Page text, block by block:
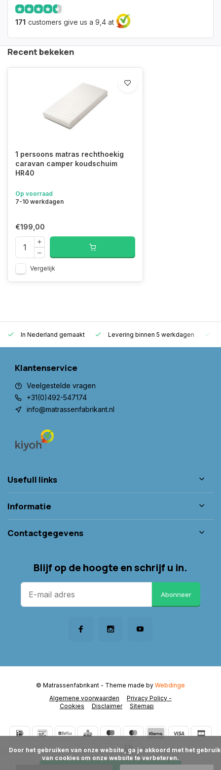
171 customers give us a 9,4 at
Recent bekeken
1 persoons matras rechthoekig
caravan camper koudschuim
HR40
Op voorraad
7-10 werkdagen
€199,00
Vergelijk
In Nederland gemaakt Levering binnen 5 werkdagen
Klantenservice
Veelgestelde vragen
+31(0)492-547174
info@matrassenfabrikant.nl
Usefull links
Informatie
Contactgegevens
Blijf op de hoogte en schrijf u in.
Abonneer
Algemene voorwaarden
Privacy Policy -
Cookies
Disclaimer Sitemap
© Matrassenfabrikant - Theme made by Webdinge
van cookies om onze website te verbeteren.